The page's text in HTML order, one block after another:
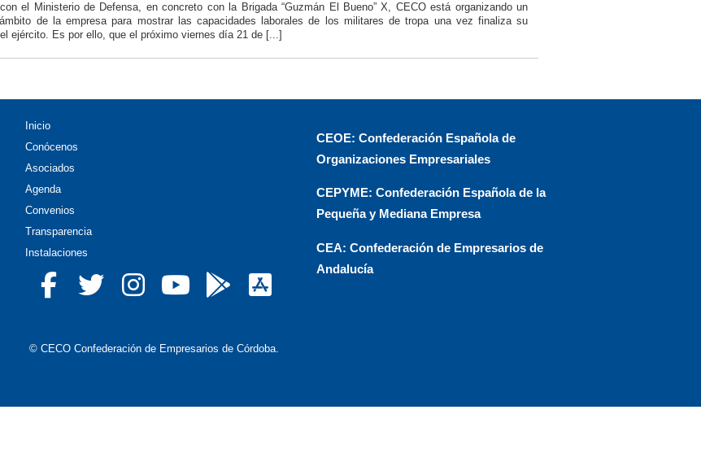
el Ministerio de Defensa, en concreto con la Brigada “Guzmán El Bueno” X, CECO está organizando un
de la empresa para mostrar las capacidades laborales de los militares de tropa una vez finaliza su
ejército. Es por ello, que el próximo viernes día 21 de [...]
Inicio
Conócenos
Asociados
Agenda
Convenios
Transparencia
Instalaciones
CEOE: Confederación Española de
Organizaciones Empresariales
CEPYME: Confederación Española de la
Pequeña y Mediana Empresa
CEA: Confederación de Empresarios de
Andalucía
© CECO Confederación de Empresarios de Córdoba.